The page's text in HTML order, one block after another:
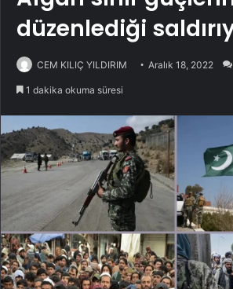
düzenlediği
CEM KILIÇ YILDIRIM Aralık 18, 2022
1 dakika okuma süresi